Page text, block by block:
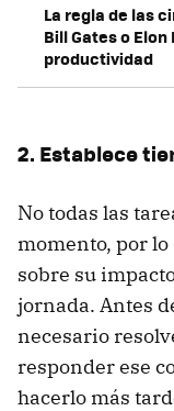
La regla de las
Bill Gates o
productividad
2. Establece
No todas las
momento, por lo
sobre su
jornada. Antes
necesario
responder ese
hacerlo más